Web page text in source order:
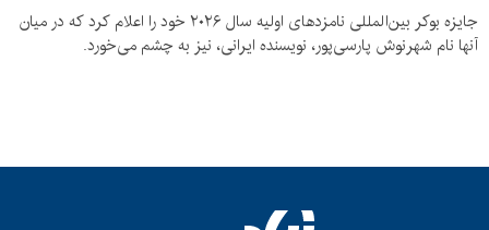
جایزه بوکر بین‌المللی نامزدهای اولیه سال ۲۰۲۶ خود را اعلام کرد که در میان
آنها نام شهرنوش پارسی‌پور، نویسنده ایرانی، نیز به چشم می‌خورد.